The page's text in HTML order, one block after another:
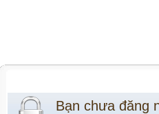
Bạn chưa đăng